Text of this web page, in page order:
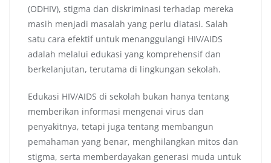
(ODHIV), stigma dan diskriminasi terhadap mereka
masih menjadi masalah yang perlu diatasi. Salah
satu cara efektif untuk menanggulangi HIV/AIDS
adalah melalui edukasi yang komprehensif dan
berkelanjutan, terutama di lingkungan sekolah.
Edukasi HIV/AIDS di sekolah bukan hanya tentang
memberikan informasi mengenai virus dan
penyakitnya, tetapi juga tentang membangun
pemahaman yang benar, menghilangkan mitos dan
stigma, serta memberdayakan generasi muda untuk